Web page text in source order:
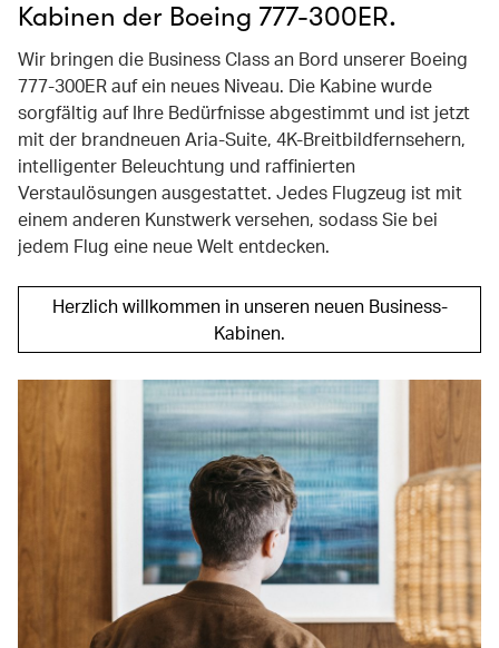
Kabinen der Boeing 777-300ER.
Wir bringen die Business Class an Bord unserer Boeing
777-300ER auf ein neues Niveau. Die Kabine wurde
sorgfältig auf Ihre Bedürfnisse abgestimmt und ist jetzt
mit der brandneuen Aria-Suite, 4K-Breitbildfernsehern,
intelligenter Beleuchtung und raffinierten
Verstaulösungen ausgestattet. Jedes Flugzeug ist mit
einem anderen Kunstwerk versehen, sodass Sie bei
jedem Flug eine neue Welt entdecken.
Herzlich willkommen in unseren neuen Business-
Kabinen.